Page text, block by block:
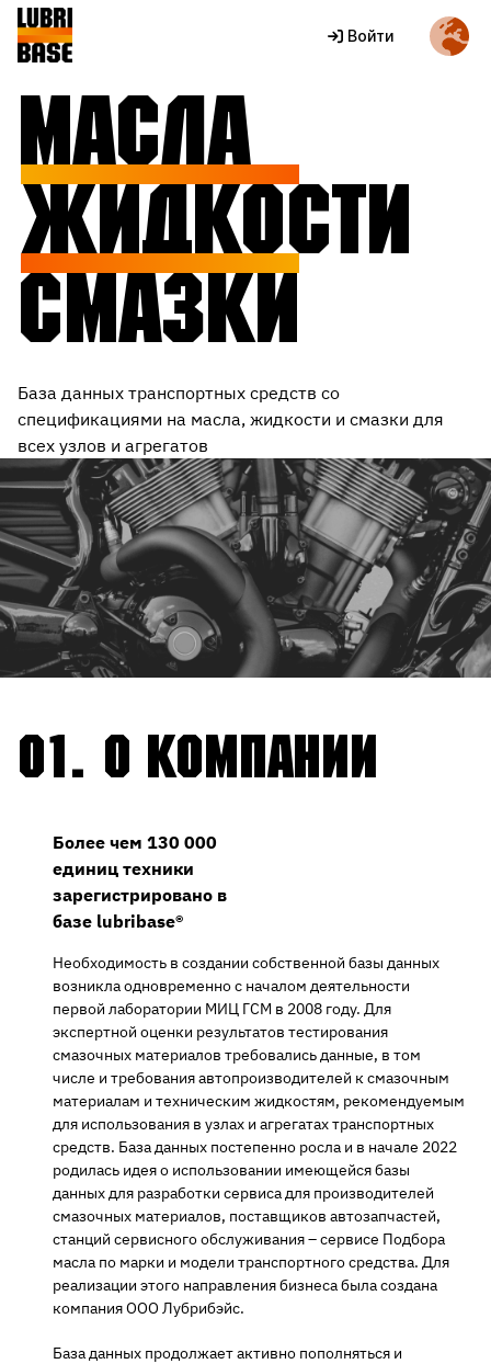
Войти
Масла
Жидкости
Смазки
База данных транспортных средств со
спецификациями на масла, жидкости и смазки для
всех узлов и агрегатов
01. О компании
Более чем 130 000
единиц техники
зарегистрировано в
базе lubribase®
Необходимость в создании собственной базы данных
возникла одновременно с началом деятельности
первой лаборатории МИЦ ГСМ в 2008 году. Для
экспертной оценки результатов тестирования
смазочных материалов требовались данные, в том
числе и требования автопроизводителей к смазочным
материалам и техническим жидкостям, рекомендуемым
для использования в узлах и агрегатах транспортных
средств. База данных постепенно росла и в начале 2022
родилась идея о использовании имеющейся базы
данных для разработки сервиса для производителей
смазочных материалов, поставщиков автозапчастей,
станций сервисного обслуживания – сервисе Подбора
масла по марки и модели транспортного средства. Для
реализации этого направления бизнеса была создана
компания ООО Лубрибэйс.
База данных продолжает активно пополняться и